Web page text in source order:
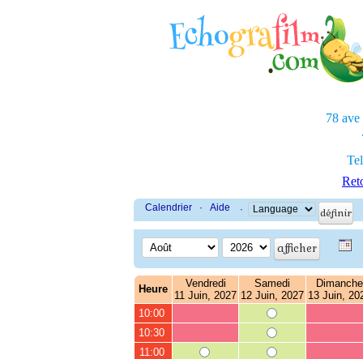
78 ave
Calendrier · Aide ·
Heure
Vendredi
11 Juin, 2027
Samedi
12 Juin, 2027
Dimanche
13 Juin,
10:00
10:30
11:00